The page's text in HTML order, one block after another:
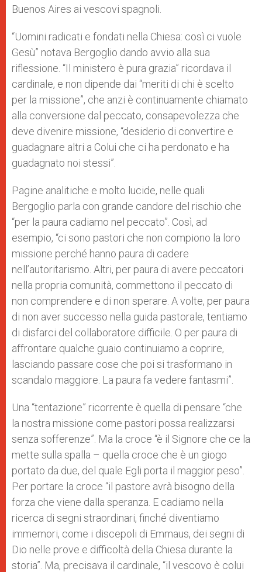
Buenos Aires ai vescovi spagnoli.
“Uomini radicati e fondati nella Chiesa: così ci vuole
Gesù” notava Bergoglio dando avvio alla sua
riflessione. “Il ministero è pura grazia” ricordava il
cardinale, e non dipende dai “meriti di chi è scelto
per la missione”, che anzi è continuamente chiamato
alla conversione dal peccato, consapevolezza che
deve divenire missione, “desiderio di convertire e
guadagnare altri a Colui che ci ha perdonato e ha
guadagnato noi stessi”.
Pagine analitiche e molto lucide, nelle quali
Bergoglio parla con grande candore del rischio che
“per la paura cadiamo nel peccato”. Così, ad
esempio, “ci sono pastori che non compiono la loro
missione perché hanno paura di cadere
nell’autoritarismo. Altri, per paura di avere peccatori
nella propria comunità, commettono il peccato di
non comprendere e di non sperare. A volte, per paura
di non aver successo nella guida pastorale, tentiamo
di disfarci del collaboratore difficile. O per paura di
affrontare qualche guaio continuiamo a coprire,
lasciando passare cose che poi si trasformano in
scandalo maggiore. La paura fa vedere fantasmi”.
Una “tentazione” ricorrente è quella di pensare “che
la nostra missione come pastori possa realizzarsi
senza sofferenze”. Ma la croce “è il Signore che ce la
mette sulla spalla – quella croce che è un giogo
portato da due, del quale Egli porta il maggior peso”.
Per portare la croce “il pastore avrà bisogno della
forza che viene dalla speranza. E cadiamo nella
ricerca di segni straordinari, finché diventiamo
immemori, come i discepoli di Emmaus, dei segni di
Dio nelle prove e difficoltà della Chiesa durante la
storia”. Ma, precisava il cardinale, “il vescovo è colui